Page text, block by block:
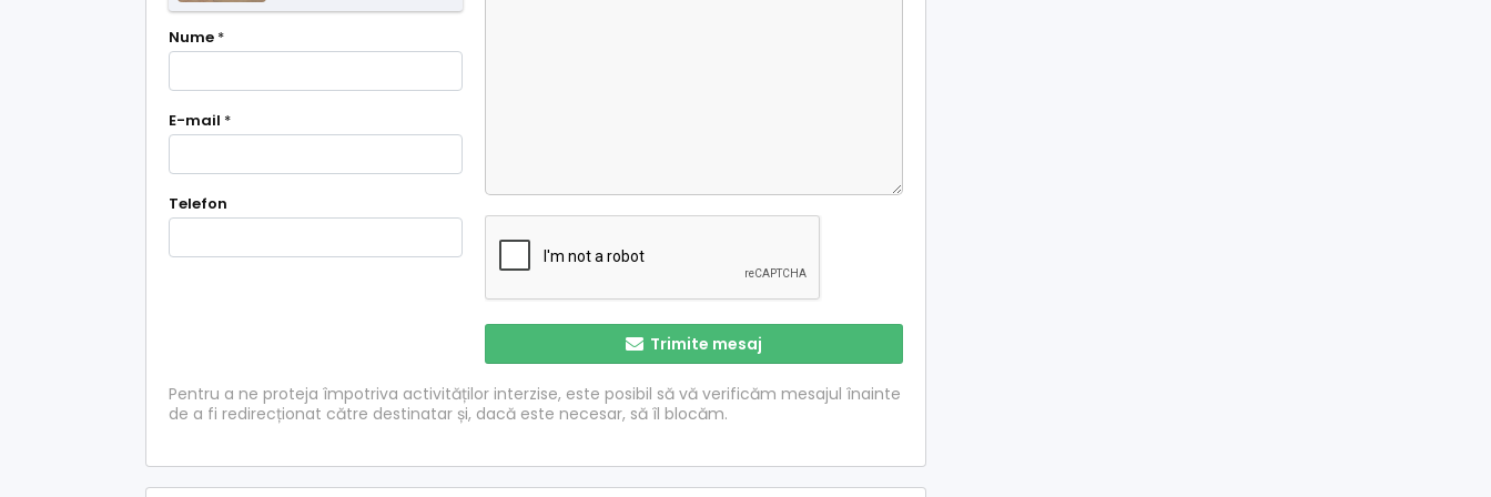
Nume *
E-mail *
Telefon
Trimite mesaj
Pentru a ne proteja împotriva activităților interzise, ​​este posibil să vă verificăm mesajul înainte
de a fi redirecționat către destinatar și, dacă este necesar, să îl blocăm.